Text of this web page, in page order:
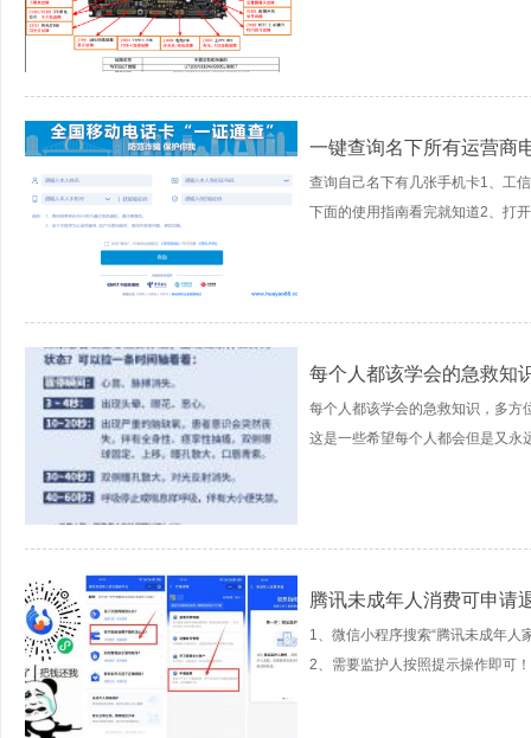
一键查询名下所有运营商
查询自己名下有几张手机卡1、工
下面的使用指南看完就知道2、打
每个人都该学会的急救知
每个人都该学会的急救知识，多方
这是一些希望每个人都会但是又永
腾讯未成年人消费可申请
1、微信小程序搜索“腾讯未成年人
2、需要监护人按照提示操作即可